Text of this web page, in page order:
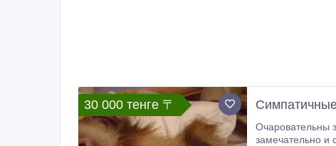
30 000 тенге 〒
Очаровательны
замечательно и